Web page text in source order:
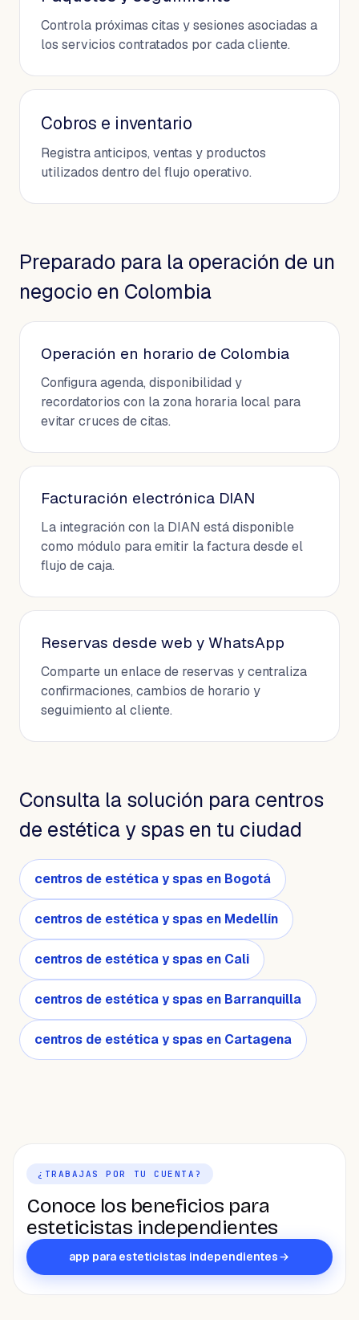
Controla próximas citas y sesiones asociadas a
los servicios contratados por cada cliente.
Cobros e inventario
Registra anticipos, ventas y productos
utilizados dentro del flujo operativo.
Preparado para la operación de un
negocio en Colombia
Operación en horario de Colombia
Configura agenda, disponibilidad y
recordatorios con la zona horaria local para
evitar cruces de citas.
Facturación electrónica DIAN
La integración con la DIAN está disponible
como módulo para emitir la factura desde el
flujo de caja.
Reservas desde web y WhatsApp
Comparte un enlace de reservas y centraliza
confirmaciones, cambios de horario y
seguimiento al cliente.
Consulta la solución para centros
de estética y spas en tu ciudad
centros de estética y spas en Bogotá
centros de estética y spas en Medellín
centros de estética y spas en Cali
centros de estética y spas en Barranquilla
centros de estética y spas en Cartagena
¿TRABAJAS POR TU CUENTA?
Conoce los beneficios para
esteticistas independientes
app para esteticistas independientes